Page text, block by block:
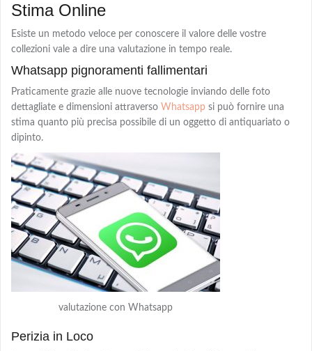
Stima Online
Esiste un metodo veloce per conoscere il valore delle vostre
collezioni vale a dire una valutazione in tempo reale.
Whatsapp pignoramenti fallimentari
Praticamente grazie alle nuove tecnologie inviando delle foto
dettagliate e dimensioni attraverso Whatsapp si può fornire una
stima quanto più precisa possibile di un oggetto di antiquariato o
dipinto.
valutazione con Whatsapp
Perizia in Loco